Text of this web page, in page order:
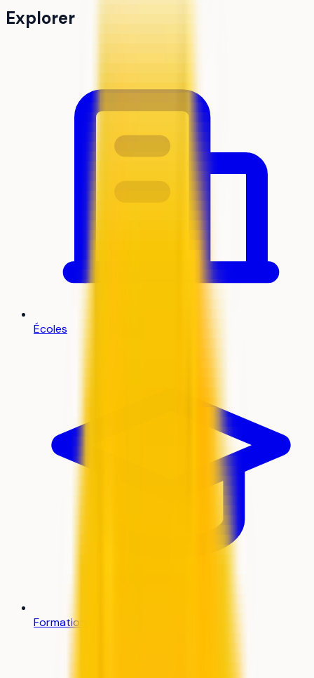
Explorer
Écoles
Formations